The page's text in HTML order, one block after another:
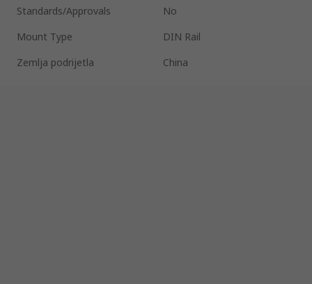
Standards/Approvals
No
Mount Type
DIN Rail
Zemlja podrijetla
China